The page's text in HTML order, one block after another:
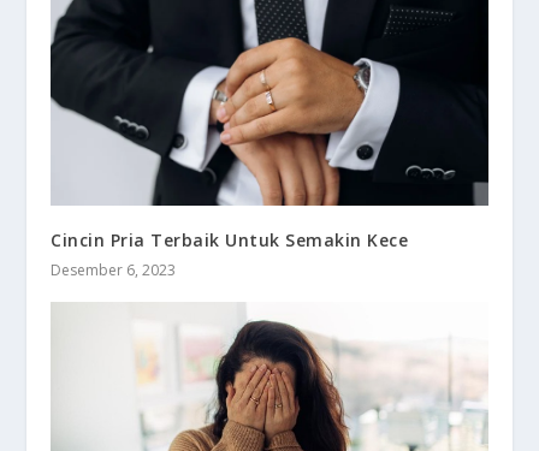
Cincin Pria Terbaik Untuk Semakin Kece
Desember 6, 2023